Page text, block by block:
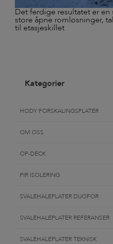
Det ferdige resultatet er
store åpne romløsninger,
til etasjeskillet
Kategorier
HODY FORSKALINGSPLATER
OM OSS
OP-DECK
PIR ISOLERING
SVALEHALEPLATER DUOFOR
SVALEHALEPLATER REFERANSER
SVALEHALEPLATER TEKNISK